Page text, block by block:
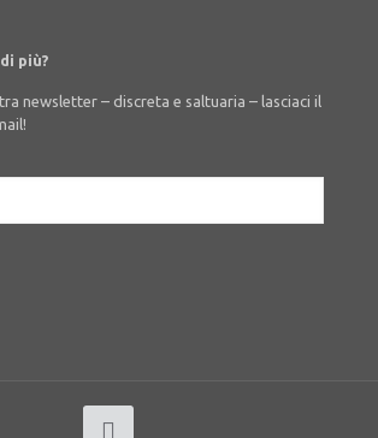
più?
newsletter – discreta e saltuaria – lasciaci il